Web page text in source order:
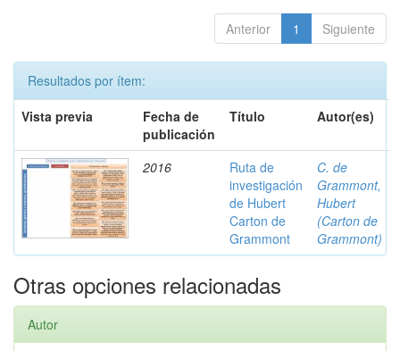
Anterior 1 Siguiente
Resultados por ítem:
Vista previa
Fecha de
publicación
Título Autor(es)
2016
Ruta de
investigación
de Hubert
Carton de
Grammont
C. de
Grammont,
Hubert
(Carton de
Grammont)
Otras opciones relacionadas
Autor